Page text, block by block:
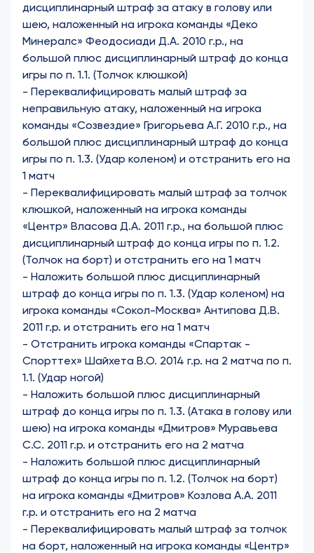
дисциплинарный штраф за атаку в голову или
шею, наложенный на игрока команды «Деко
Минералс» Феодосиади Д.А. 2010 г.р., на
большой плюс дисциплинарный штраф до конца
игры по п. 1.1. (Толчок клюшкой)
- Переквалифицировать малый штраф за
неправильную атаку, наложенный на игрока
команды «Созвездие» Григорьева А.Г. 2010 г.р., на
большой плюс дисциплинарный штраф до конца
игры по п. 1.3. (Удар коленом) и отстранить его на
1 матч
- Переквалифицировать малый штраф за толчок
клюшкой, наложенный на игрока команды
«Центр» Власова Д.А. 2011 г.р., на большой плюс
дисциплинарный штраф до конца игры по п. 1.2.
(Толчок на борт) и отстранить его на 1 матч
- Наложить большой плюс дисциплинарный
штраф до конца игры по п. 1.3. (Удар коленом) на
игрока команды «Сокол-Москва» Антипова Д.В.
2011 г.р. и отстранить его на 1 матч
- Отстранить игрока команды «Спартак -
Спорттех» Шайхета В.О. 2014 г.р. на 2 матча по п.
1.1. (Удар ногой)
- Наложить большой плюс дисциплинарный
штраф до конца игры по п. 1.3. (Атака в голову или
шею) на игрока команды «Дмитров» Муравьева
С.С. 2011 г.р. и отстранить его на 2 матча
- Наложить большой плюс дисциплинарный
штраф до конца игры по п. 1.2. (Толчок на борт)
на игрока команды «Дмитров» Козлова А.А. 2011
г.р. и отстранить его на 2 матча
- Переквалифицировать малый штраф за толчок
на борт, наложенный на игрока команды «Центр»